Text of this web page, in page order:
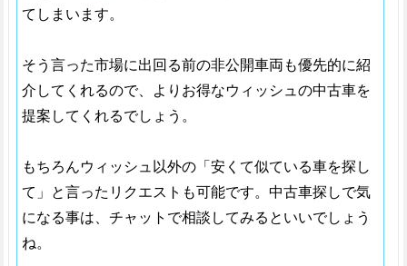
てしまいます。
そう言った市場に出回る前の非公開車両も優先的に紹
介してくれるので、よりお得なウィッシュの中古車を
提案してくれるでしょう。
もちろんウィッシュ以外の「安くて似ている車を探し
て」と言ったリクエストも可能です。中古車探しで気
になる事は、チャットで相談してみるといいでしょう
ね。